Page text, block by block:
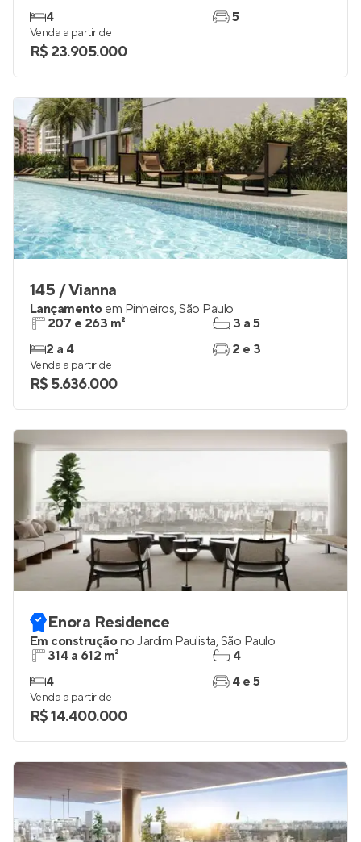
4
5
Venda a partir de
R$ 23.905.000
145 / Vianna
Lançamento em Pinheiros,São Paulo
207 e 263 m²
2 a 4
3 a 5
2 e 3
Venda a partir de
R$ 5.636.000
Enora Residence
Em construçãono Jardim Paulista,São Paulo
314 a 612 m²
4
4
4 e 5
Venda a partir de
R$ 14.400.000